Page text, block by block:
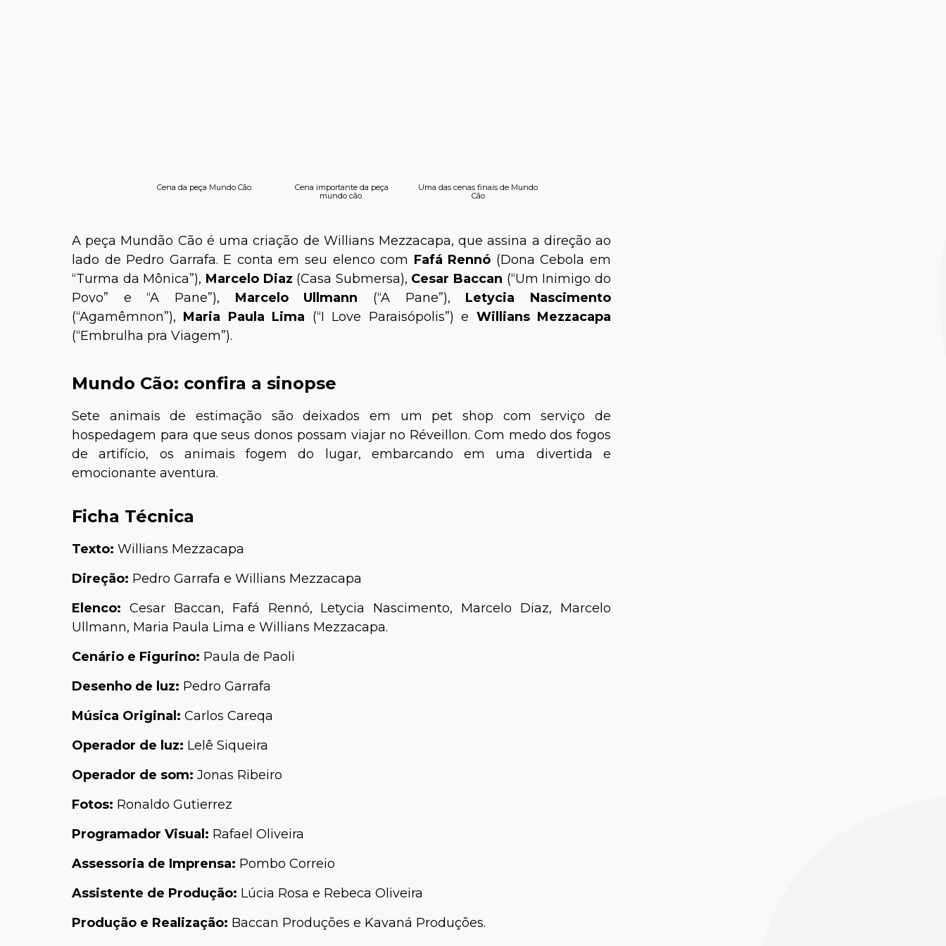
Cena da peça Mundo Cão.
Cena importante da peça
mundo cão.
Uma das cenas finais de Mundo
Cão
A peça Mundão Cão é uma criação de Willians Mezzacapa, que assina a direção ao
lado de Pedro Garrafa. E conta em seu elenco com Fafá Rennó (Dona Cebola em
“Turma da Mônica”), Marcelo Diaz (Casa Submersa), Cesar Baccan (“Um Inimigo do
Povo” e “A Pane”), Marcelo Ullmann (“A Pane”), Letycia Nascimento
(“Agamêmnon”), Maria Paula Lima (“I Love Paraisópolis”) e Willians Mezzacapa
(“Embrulha pra Viagem”).
Mundo Cão: confira a sinopse
Sete animais de estimação são deixados em um pet shop com serviço de
hospedagem para que seus donos possam viajar no Réveillon. Com medo dos fogos
de artifício, os animais fogem do lugar, embarcando em uma divertida e
emocionante aventura.
Ficha Técnica
Texto: Willians Mezzacapa
Direção: Pedro Garrafa e Willians Mezzacapa
Elenco: Cesar Baccan, Fafá Rennó, Letycia Nascimento, Marcelo Diaz, Marcelo
Ullmann, Maria Paula Lima e Willians Mezzacapa.
Cenário e Figurino: Paula de Paoli
Desenho de luz: Pedro Garrafa
Música Original: Carlos Careqa
Operador de luz: Lelê Siqueira
Operador de som: Jonas Ribeiro
Fotos: Ronaldo Gutierrez
Programador Visual: Rafael Oliveira
Assessoria de Imprensa: Pombo Correio
Assistente de Produção: Lúcia Rosa e Rebeca Oliveira
Produção e Realização: Baccan Produções e Kavaná Produções.